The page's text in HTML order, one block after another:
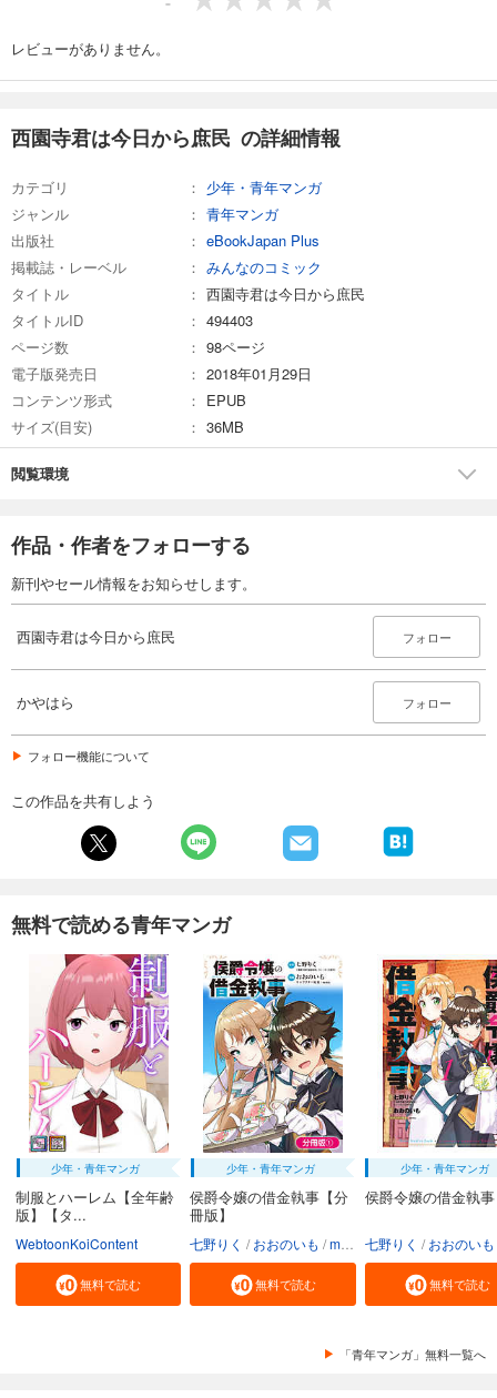
レビューがありません。
西園寺君は今日から庶民 の詳細情報
カテゴリ
少年・青年マンガ
ジャンル
青年マンガ
出版社
eBookJapan Plus
掲載誌・レーベル
みんなのコミック
タイトル
西園寺君は今日から庶民
タイトルID
494403
ページ数
98ページ
電子版発売日
2018年01月29日
コンテンツ形式
EPUB
サイズ(目安)
36MB
閲覧環境
作品・作者をフォローする
新刊やセール情報をお知らせします。
西園寺君は今日から庶民 フォロー
かやはら フォロー
フォロー機能について
この作品を共有しよう
無料で読める青年マンガ
少年・青年マンガ
制服とハーレム【全年齢
版】【タ...
WebtoonKoiContent
無料で読む
少年・青年マンガ
侯爵令嬢の借金執事【分
冊版】
七野りく おおのいも mmu
無料で読む
少年・青年マンガ
侯爵令嬢の借金執事
七野りく おおのいも
無料で読む
「青年マンガ」無料一覧へ